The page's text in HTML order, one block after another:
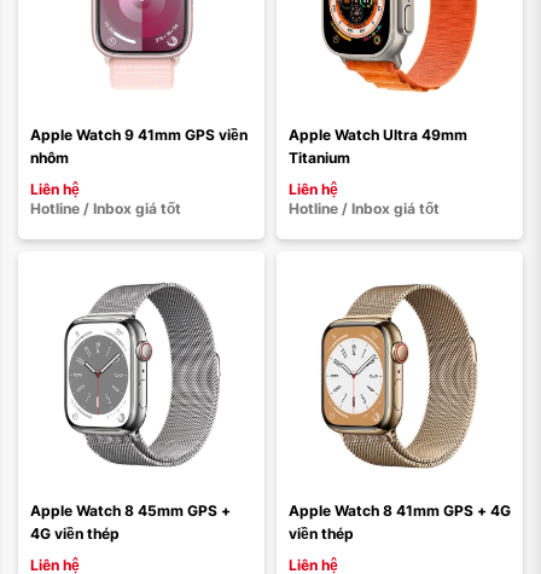
Apple Watch 9 41mm GPS viền
nhôm
Liên hệ
Hotline / Inbox giá tốt
Apple Watch Ultra 49mm
Titanium
Liên hệ
Hotline / Inbox giá tốt
Màu sắc:
Loại dây:
Dây daDây thép
Apple Watch 8 45mm GPS +
4G viền thép
Liên hệ
Màu sắc:
Loại dây:
Dây daDây thép
Apple Watch 8 41mm GPS + 4G
viền thép
Liên hệ
Màu sắc:
Loại dây:
Dây daDây thép
Màu sắc:
Loại dây:
Dây cao su